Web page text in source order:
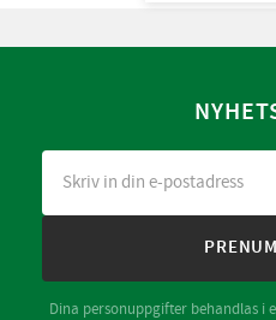
Dina personuppgifter behandlas i